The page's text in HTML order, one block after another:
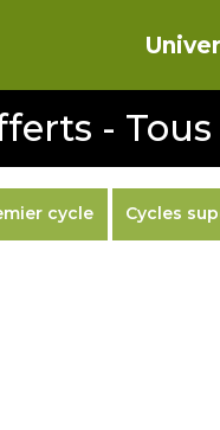
-
cycle Cycles